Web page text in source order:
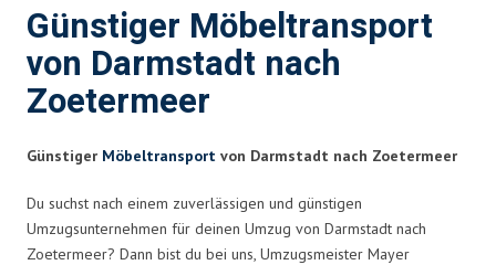
Günstiger Möbeltransport
von Darmstadt nach
Zoetermeer
Günstiger Möbeltransport von Darmstadt nach Zoetermeer
Du suchst nach einem zuverlässigen und günstigen
Umzugsunternehmen für deinen Umzug von Darmstadt nach
Zoetermeer? Dann bist du bei uns, Umzugsmeister Mayer